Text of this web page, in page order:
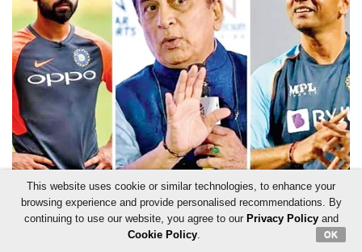
This website uses cookie or similar technologies, to enhance your
browsing experience and provide personalised recommendations. By
continuing to use our website, you agree to our Privacy Policyand
Cookie Policy. OK